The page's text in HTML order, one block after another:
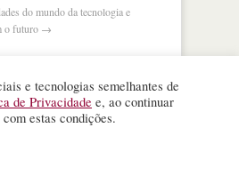
do mundo da tecnologia e
o futuro →
. Todos os direitos reservados.
e tecnologias semelhantes de
de Privacidade e, ao continuar
estas condições.